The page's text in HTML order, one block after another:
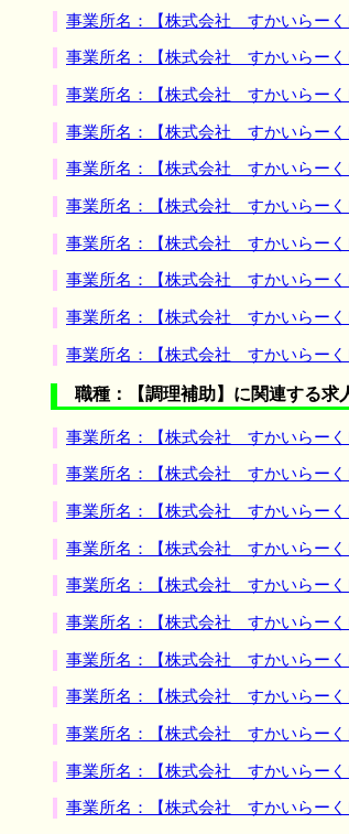
事業所名：【株式会社 すかいらーく
事業所名：【株式会社 すかいらーく
事業所名：【株式会社 すかいらーく
事業所名：【株式会社 すかいらーく
事業所名：【株式会社 すかいらーく
事業所名：【株式会社 すかいらーく
事業所名：【株式会社 すかいらーく
事業所名：【株式会社 すかいらーく
事業所名：【株式会社 すかいらーく
事業所名：【株式会社 すかいらーく
職種：【調理補助】に関連する求
事業所名：【株式会社 すかいらーく
事業所名：【株式会社 すかいらーく
事業所名：【株式会社 すかいらーく
事業所名：【株式会社 すかいらーく
事業所名：【株式会社 すかいらーく
事業所名：【株式会社 すかいらーく
事業所名：【株式会社 すかいらーく
事業所名：【株式会社 すかいらーく
事業所名：【株式会社 すかいらーく
事業所名：【株式会社 すかいらーく
事業所名：【株式会社 すかいらーく